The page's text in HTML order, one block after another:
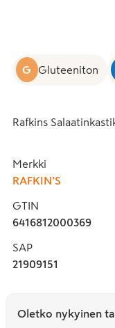
G Gluteeniton
Rafkins
Merkki
RAFKIN’S
GTIN
6416812000369
SAP
21909151
Oletko nykyinen